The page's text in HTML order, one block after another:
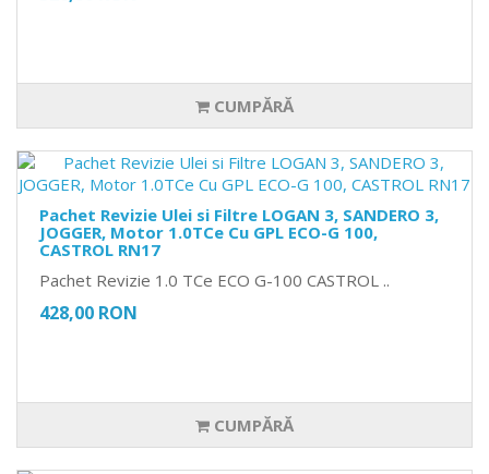
CUMPĂRĂ
Pachet Revizie Ulei si Filtre LOGAN 3, SANDERO 3,
JOGGER, Motor 1.0TCe Cu GPL ECO-G 100,
CASTROL RN17
Pachet Revizie 1.0 TCe ECO G-100 CASTROL ..
428,00 RON
CUMPĂRĂ